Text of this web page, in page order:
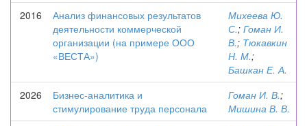
2016
Анализ финансовых результатов
деятельности коммерческой
организации (на примере ООО
«ВЕСТА»)
Михеева Ю.
С.; Гоман И.
В.; Тюкавкин
Н. М.;
Башкан Е. А.
2026
Бизнес-аналитика и
стимулирование труда персонала
Гоман И. В.;
Мишина В. В.